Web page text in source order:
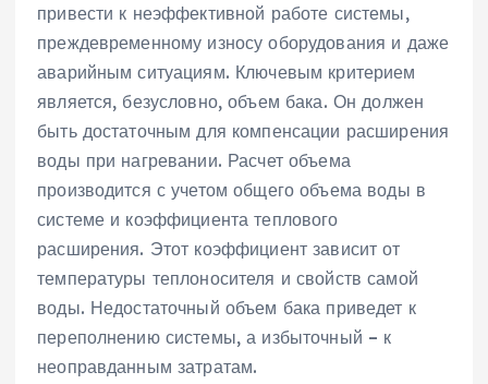
привести к неэффективной работе системы‚
преждевременному износу оборудования и даже
аварийным ситуациям. Ключевым критерием
является‚ безусловно‚ объем бака. Он должен
быть достаточным для компенсации расширения
воды при нагревании. Расчет объема
производится с учетом общего объема воды в
системе и коэффициента теплового
расширения. Этот коэффициент зависит от
температуры теплоносителя и свойств самой
воды. Недостаточный объем бака приведет к
переполнению системы‚ а избыточный – к
неоправданным затратам.